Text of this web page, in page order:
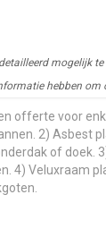
mogelijk
hebben om